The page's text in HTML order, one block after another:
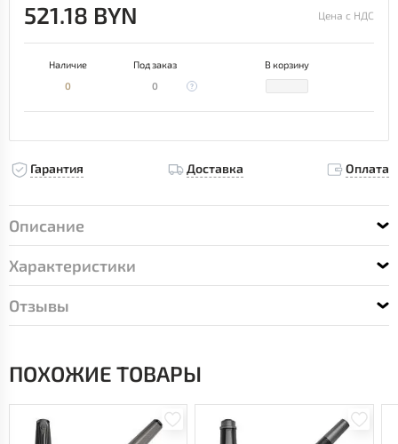
521.18 BYN Цена с НДС
Наличие Под заказ
В корзину
0
0
Гарантия Доставка Оплата
Описание
Характеристики
Отзывы
ПОХОЖИЕ ТОВАРЫ